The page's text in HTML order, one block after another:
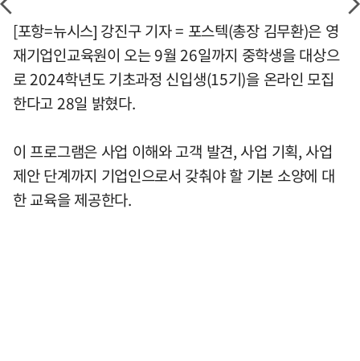
[포항=뉴시스] 강진구 기자 = 포스텍(총장 김무환)은 영
재기업인교육원이 오는 9월 26일까지 중학생을 대상으
로 2024학년도 기초과정 신입생(15기)을 온라인 모집
한다고 28일 밝혔다.
이 프로그램은 사업 이해와 고객 발견, 사업 기획, 사업
제안 단계까지 기업인으로서 갖춰야 할 기본 소양에 대
한 교육을 제공한다.